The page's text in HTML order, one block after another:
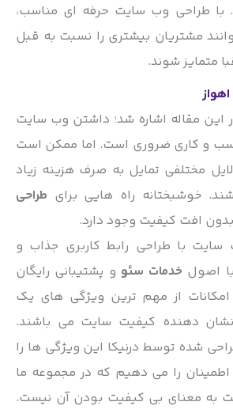
طراحی وب سایت حرفه ای مناسب،
مشتریان بیشتری را نسبت به قبل
متمایز شوند.
این مقاله اشاره شد؛ داشتن وب سایت
و کاری ضروری است. اما ممکن است
مختلفی تمایل به صرف هزینه زیاد
خوشبختانه راه هایی برایطراحی
افت کیفیت وجود دارد.
با طراحی رابط کاربری جذاب و
اصولخدمات سئوو پشتیبانی رایگان
از مهم ترین ویژگی های یک
دهنده کیفیت سایت می باشند.
شده توسط درنیکا این ویژگی ها را
را می دهیم که در مجموعه ما
به معنای بی کیفیت بودن آن نیست.